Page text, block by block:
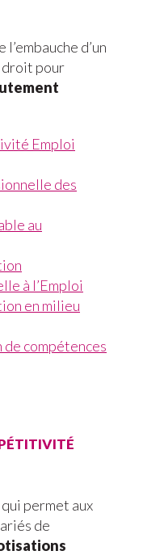
d’un
pour
Emploi
des
au
à l’Emploi
en milieu
de compétences
permet aux
de